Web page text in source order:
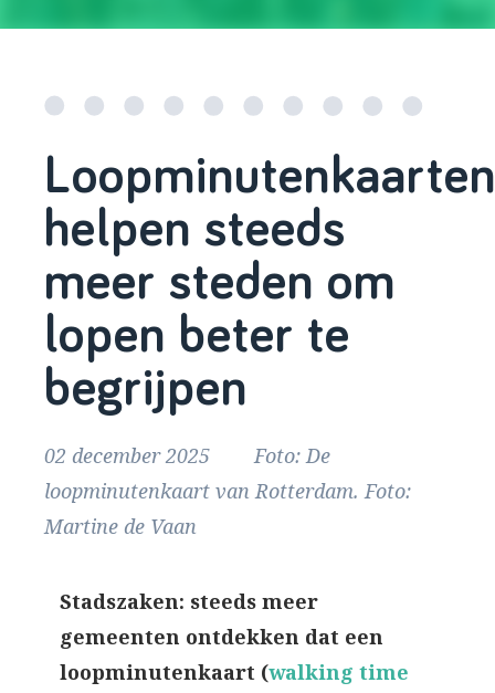
Loopminutenkaarten
helpen steeds
meer steden om
lopen beter te
begrijpen
02 december 2025 Foto: De
loopminutenkaart van Rotterdam. Foto:
Martine de Vaan
Stadszaken: steeds meer
gemeenten ontdekken dat een
loopminutenkaart (walking time